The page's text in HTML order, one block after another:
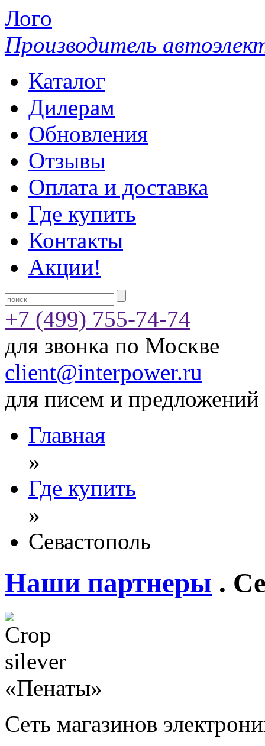
Лого
Производитель
Каталог
Дилерам
Обновления
Отзывы
Оплата и доставка
Где купить
Контакты
Акции!
+7 (499) 755-74-74
для звонка по Москве
client@interpower.ru
для писем и предложений
Главная
»
Где купить
»
Севастополь
Наши партнеры .
«Пенаты»
Сеть магазинов